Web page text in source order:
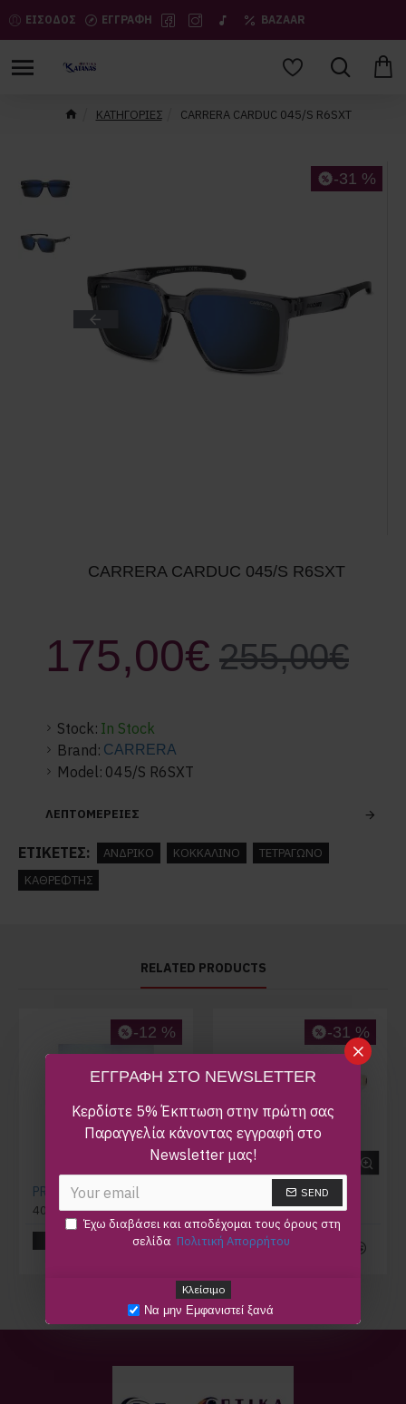
ΕΓΓΡΑΦΗ ΣΤΟ NEWSLETTER
Κερδίστε 5% Έκπτωση στην πρώτη σας
Παραγγελία κάνοντας εγγραφή στο
Newsletter μας!
SEND
Έχω διαβάσει και αποδέχομαι τους όρους στη
σελίδα Πολιτική Απορρήτου
Κλείσιμο
Να μην Εμφανιστεί ξανά
ΕΙΣΟΔΟΣ ΕΓΓΡΑΦΗ BAZAAR
ΚΑΤΗΓΟΡΙΕΣ CARRERA CARDUC 045/S R6SXT
-31 %
CARRERA CARDUC 045/S R6SXT
Stock: In Stock
Brand: CARRERA
Model: 045/S R6SXT
175,00€ 255,00€
ΛΕΠΤΟΜΕΡΕΙΕΣ
ΕΤΙΚΈΤΕΣ: ΑΝΔΡΙΚΟ ΚΟΚΚΑΛΙΝΟ
ΤΕΤΡΑΓΩΝΟ
ΚΑΘΡΕΦΤΗΣ
RELATED PRODUCTS
-12 %
PRADA SPR 15W 389-0A7
400,00€ 455,00€
-31 %
9FIVE AVENUE LTD
170,00€ 245,00€
Καλάθι